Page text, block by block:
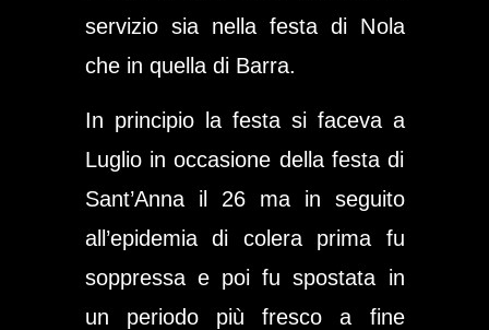
servizio sia nella festa di Nola
che in quella di Barra.
In principio la festa si faceva a
Luglio in occasione della festa di
Sant’Anna il 26 ma in seguito
all’epidemia di colera prima fu
soppressa e poi fu spostata in
un periodo più fresco a fine